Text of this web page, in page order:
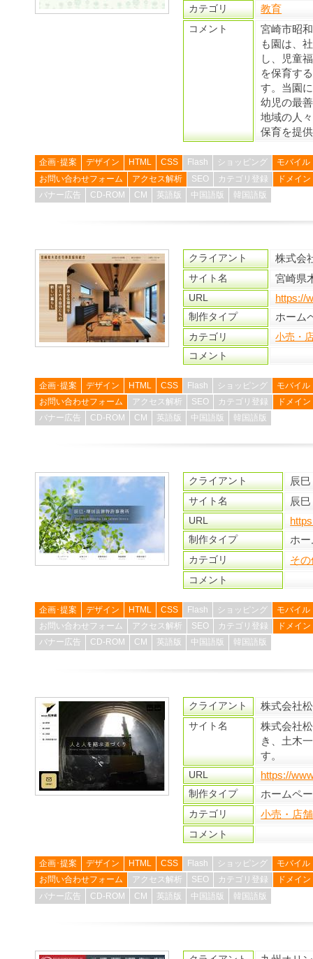
カテゴリ 教育
コメント
宮崎市昭
も園は、
し、児童
を保育す
す。当園
幼児の最
地域の人
保育を提
企画･提案 デザイン HTML CSS Flash ショッピング
モバイル
お問い合わせフォーム
アクセス解析 SEO カテゴリ登録
ドメイン
バナー広告
CD-ROM CM 英語版 中国語版 韓国語版
クライアント 株式会
サイト名 宮崎県
URL https://
制作タイプ ホーム
カテゴリ
小売・
コメント
企画･提案 デザイン HTML CSS Flash ショッピング
モバイル
お問い合わせフォーム
アクセス解析 SEO カテゴリ登録
ドメイン
バナー広告
CD-ROM CM 英語版 中国語版 韓国語版
クライアント 辰
サイト名 辰
URL
制作タイプ ホ
カテゴリ そ
コメント
企画･提案 デザイン HTML CSS Flash ショッピング
モバイル
お問い合わせフォーム
アクセス解析 SEO カテゴリ登録
ドメイン
バナー広告
CD-ROM CM 英語版 中国語版 韓国語版
クライアント 株式会社
サイト名
株式会社
き、土木
す。
URL https://
制作タイプ ホームペ
カテゴリ 小売・店
コメント
企画･提案 デザイン HTML CSS Flash ショッピング
モバイル
お問い合わせフォーム
アクセス解析 SEO カテゴリ登録
ドメイン
バナー広告
CD-ROM CM 英語版 中国語版 韓国語版